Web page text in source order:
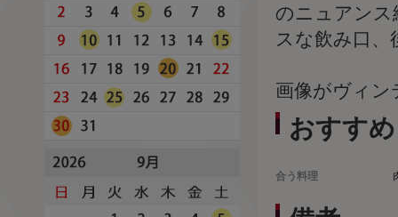
のニュアン
スな飲み口、
画像がヴィン
おすすめ
合う料理